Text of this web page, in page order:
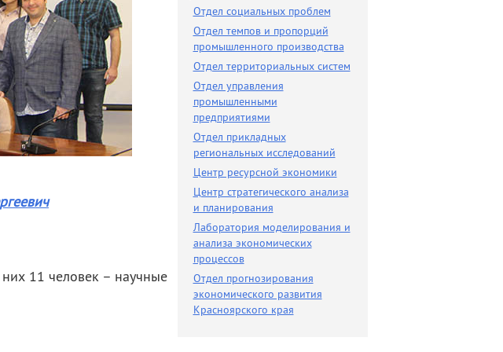
Разное
Поиск по новостям
них 11 человек – научные
Отдел социальных проблем
Отдел темпов и пропорций
промышленного производства
Отдел территориальных систем
Отдел управления
промышленными
предприятиями
Отдел прикладных
региональных исследований
Центр ресурсной экономики
Центр стратегического анализа
и планирования
Лаборатория моделирования и
анализа экономических
процессов
Отдел прогнозирования
экономического развития
Красноярского края